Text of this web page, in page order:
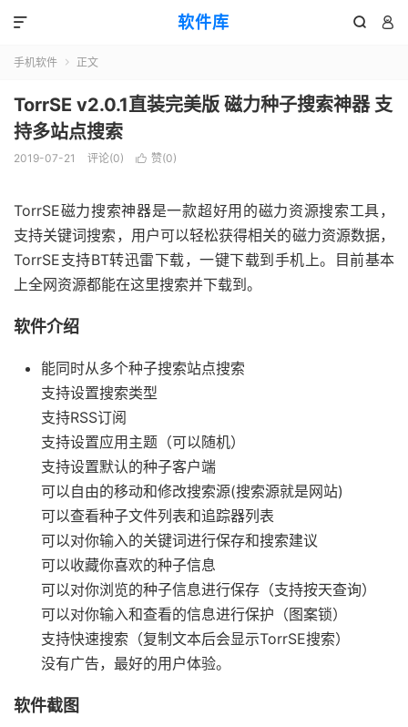
软件库  

手机软件  正文
TorrSE v2.0.1直装完美版 磁力种子搜索神器 支
持多站点搜索
2019-07-21 评论(0)  赞(0)
TorrSE磁力搜索神器是一款超好用的磁力资源搜索工具，
支持关键词搜索，用户可以轻松获得相关的磁力资源数据，
TorrSE支持BT转迅雷下载，一键下载到手机上。目前基本
上全网资源都能在这里搜索并下载到。
软件介绍
能同时从多个种子搜索站点搜索
支持设置搜索类型
支持RSS订阅
支持设置应用主题（可以随机）
支持设置默认的种子客户端
可以自由的移动和修改搜索源(搜索源就是网站)
可以查看种子文件列表和追踪器列表
可以对你输入的关键词进行保存和搜索建议
可以收藏你喜欢的种子信息
可以对你浏览的种子信息进行保存（支持按天查询）
可以对你输入和查看的信息进行保护（图案锁）
支持快速搜索（复制文本后会显示TorrSE搜索）
没有广告，最好的用户体验。
软件截图